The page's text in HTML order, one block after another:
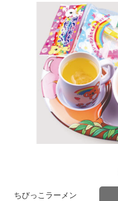
ちびっこラーメン